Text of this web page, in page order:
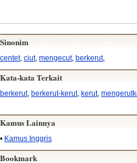
Sinonim
centet, ciut, mengecut, berkerut,
Kata-kata Terkait
berkerut, berkerut-kerut, kerut,
Kamus Lainnya
• Kamus Inggris
Bookmark